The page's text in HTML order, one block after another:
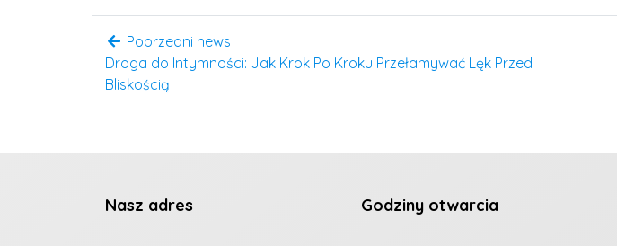
Poprzedni news
Droga do Intymności: Jak Krok Po Kroku Przełamywać Lęk Przed
Bliskością
Nasz adres Godziny otwarcia